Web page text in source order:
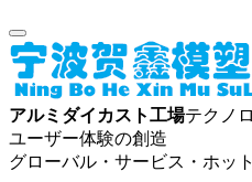
アルミダイカスト工場テクノ
ユーザー体験の創造
グローバル・サービス・ホッ